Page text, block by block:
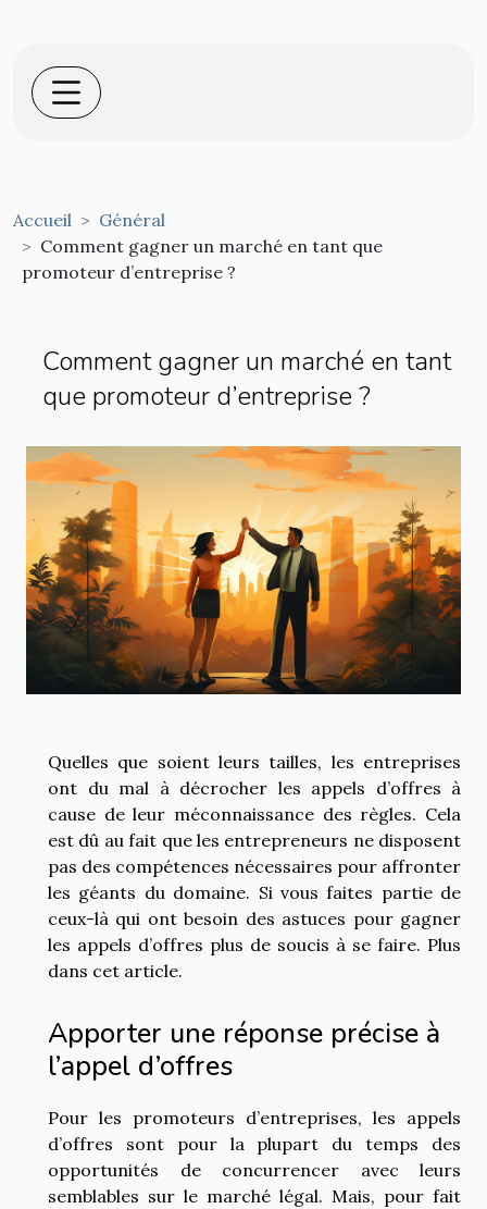
Accueil
Général
Comment gagner un marché en tant que
promoteur d’entreprise ?
Comment gagner un marché en tant
que promoteur d’entreprise ?
Quelles que soient leurs tailles, les entreprises
ont du mal à décrocher les appels d’offres à
cause de leur méconnaissance des règles. Cela
est dû au fait que les entrepreneurs ne disposent
pas des compétences nécessaires pour affronter
les géants du domaine. Si vous faites partie de
ceux-là qui ont besoin des astuces pour gagner
les appels d’offres plus de soucis à se faire. Plus
dans cet article.
Apporter une réponse précise à
l’appel d’offres
Pour les promoteurs d’entreprises, les appels
d’offres sont pour la plupart du temps des
opportunités de concurrencer avec leurs
semblables sur le marché légal. Mais, pour fait